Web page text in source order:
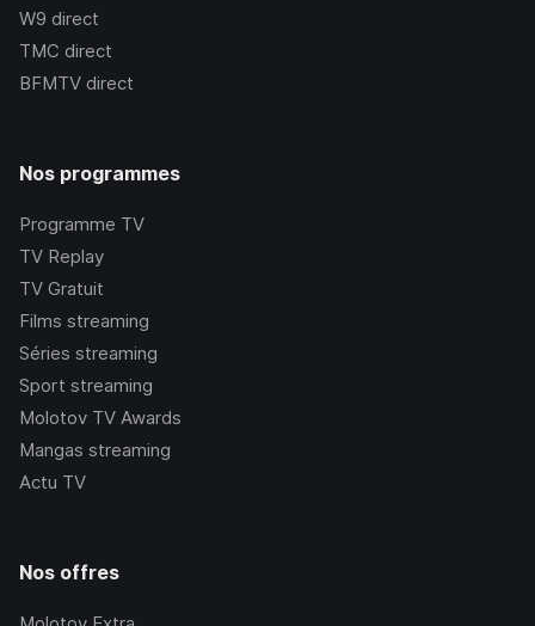
W9 direct
TMC direct
BFMTV direct
Nos programmes
Programme TV
TV Replay
TV Gratuit
Films streaming
Séries streaming
Sport streaming
Molotov TV Awards
Mangas streaming
Actu TV
Nos offres